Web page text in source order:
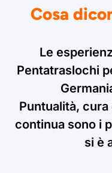
Cosa
Le
Pentatraslochi
Puntualità,
continua sono i
si è